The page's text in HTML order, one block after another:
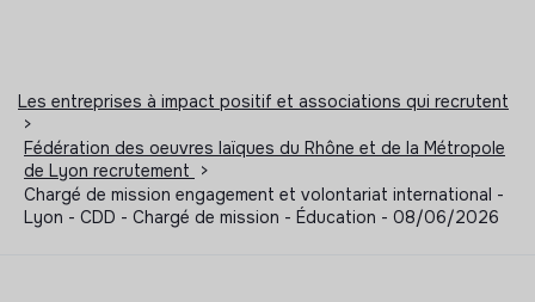
Les entreprises à impact positif et associations qui recrutent
>
Fédération des oeuvres laïques du Rhône et de la Métropole
de Lyon recrutement
>
Chargé de mission engagement et volontariat international -
Lyon - CDD - Chargé de mission - Éducation - 08/06/2026